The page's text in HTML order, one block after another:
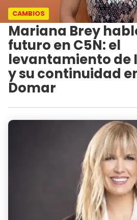
CAMBIOS
Mariana Brey
futuro en C5N: el
levantamiento de
y su continuidad
Domar